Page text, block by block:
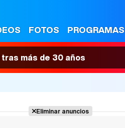
FOTOS PROGRAMAS
más de 30 años
Eliminar anuncios